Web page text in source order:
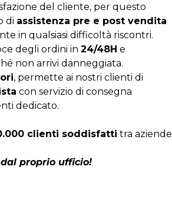
del cliente, per questo
di assistenza pre e post vendita
in qualsiasi difficoltà riscontri.
degli ordini in 24/48H e
non arrivi danneggiata.
, permette ai nostri clienti di
con servizio di consegna
dedicato.
clienti soddisfatti tra aziende
proprio ufficio!